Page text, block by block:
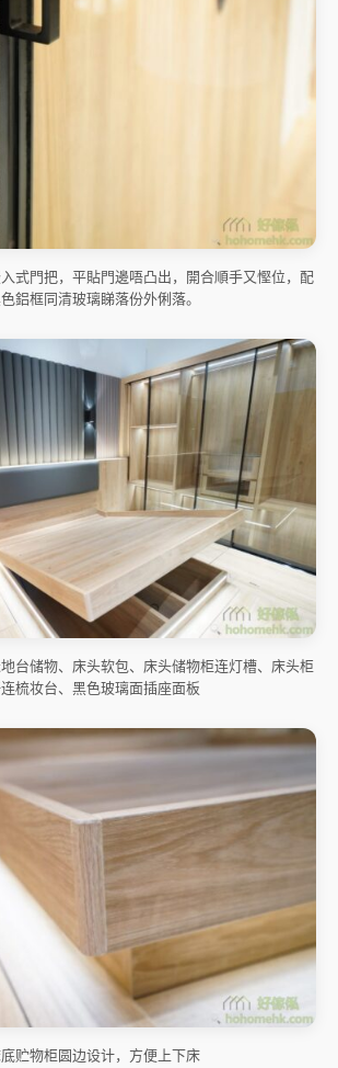
式門把，平貼門邊唔凸出，開合順手又慳位，配
鋁框同清玻璃睇落份外俐落。
台储物、床头软包、床头储物柜连灯槽、床头柜
梳妆台、黑色玻璃面插座面板
贮物柜圆边设计，方便上下床